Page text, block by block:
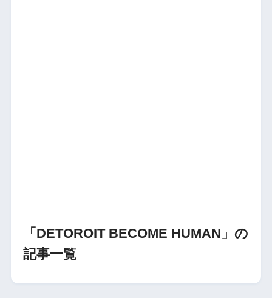
「DETOROIT BECOME HUMAN」の
記事一覧